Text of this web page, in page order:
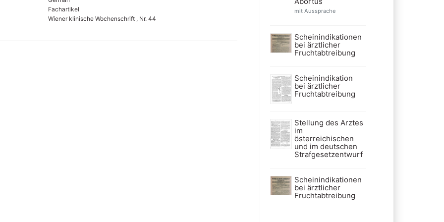
Fachartikel
Wiener klinische Wochenschrift , Nr. 44
mit Aussprache
Scheinindikationen
bei ärztlicher
Fruchtabtreibung
Scheinindikation
bei ärztlicher
Fruchtabtreibung
Stellung des Arztes
im
österreichischen
und im deutschen
Strafgesetzentwurf
Scheinindikationen
bei ärztlicher
Fruchtabtreibung